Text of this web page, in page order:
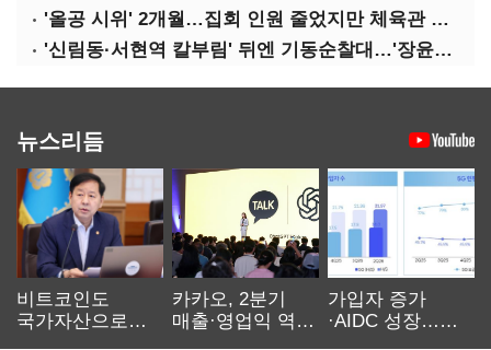
'올공 시위' 2개월…집회 인원 줄었지만 체육관 봉쇄 계속
'신림동·서현역 칼부림' 뒤엔 기동순찰대…'장윤기 은폐·조작' 후엔 내부비리수사대
뉴스리듬
비트코인도
국가자산으로…'
카카오, 2분기
매출·영업익 역대
가입자 증가
·AIDC 성장…